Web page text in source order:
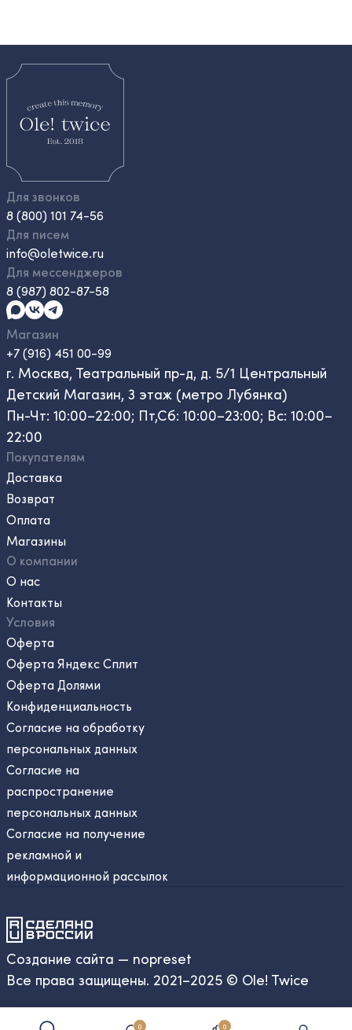
0 0
Для звонков
8 (800) 101 74-56
Для писем
info@oletwice.ru
Для мессенджеров
8 (987) 802-87-58
Магазин
+7 (916) 451 00-99
г. Москва, Театральный пр-д, д. 5/1 Центральный
Детский Магазин, 3 этаж (метро Лубянка)
Пн-Чт: 10:00–22:00; Пт,Сб: 10:00–23:00; Вс: 10:00–
22:00
Покупателям
Доставка
Возврат
Оплата
Магазины
О компании
О нас
Контакты
Условия
Оферта
Оферта Яндекс Сплит
Оферта Долями
Конфиденциальность
Согласие на обработку
персональных данных
Согласие на
распространение
персональных данных
Согласие на получение
рекламной и
информационной рассылок
Создание сайта — nopreset
Все права защищены. 2021–2025 © Ole! Twice